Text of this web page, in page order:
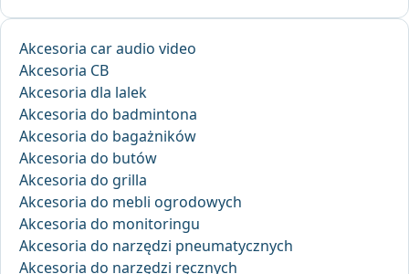
Akcesoria car audio video
Akcesoria CB
Akcesoria dla lalek
Akcesoria do badmintona
Akcesoria do bagażników
Akcesoria do butów
Akcesoria do grilla
Akcesoria do mebli ogrodowych
Akcesoria do monitoringu
Akcesoria do narzędzi pneumatycznych
Akcesoria do narzędzi ręcznych